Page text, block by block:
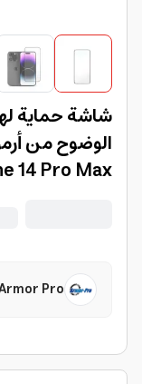
14 Pro Max
Pro